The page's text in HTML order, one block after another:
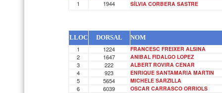
1 1944 SÍLVIA CORBERA SASTRE
LLOC DORSAL NOM
1 1224 FRANCESC FREIXER ALSINA
2 1647 ANIBAL FIDALGO LOPEZ
3 222 ALBERT ROVIRA CENAR
4 923 ENRIQUE SANTAMARIA MARTIN
5 5654 MICHELE SARZILLA
6 6039 OSCAR CARRASCO ORRIOLS